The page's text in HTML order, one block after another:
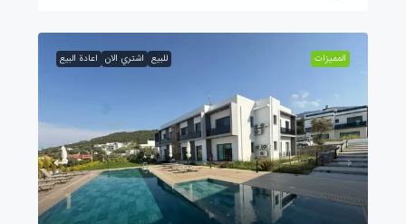
الممیزات للبيع اشتري الان اعادة البيع